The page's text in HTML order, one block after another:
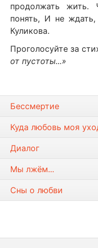
продолжать
понять, И не
Куликова.
Проголосуйте за
от пустоты...»
Бессмертие
Куда любовь моя
Диалог
Мы лжём...
Сны о любви